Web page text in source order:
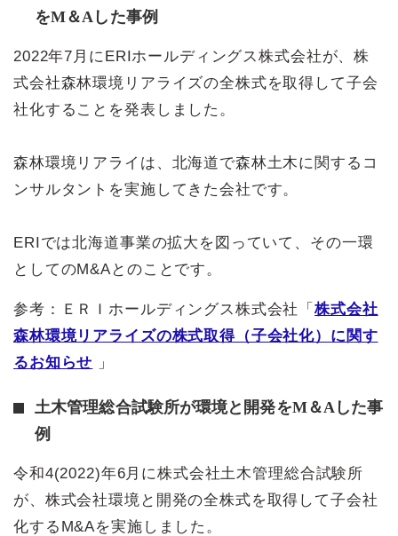
をM＆Aした事例
2022年7月にERIホールディングス株式会社が、株
式会社森林環境リアライズの全株式を取得して子会
社化することを発表しました。
森林環境リアライは、北海道で森林土木に関するコ
ンサルタントを実施してきた会社です。
ERIでは北海道事業の拡大を図っていて、その一環
としてのM&Aとのことです。
参考：ＥＲＩホールディングス株式会社「株式会社
森林環境リアライズの株式取得（子会社化）に関す
るお知らせ 」
土木管理総合試験所が環境と開発をM＆Aした事
例
令和4(2022)年6月に株式会社土木管理総合試験所
が、株式会社環境と開発の全株式を取得して子会社
化するM&Aを実施しました。